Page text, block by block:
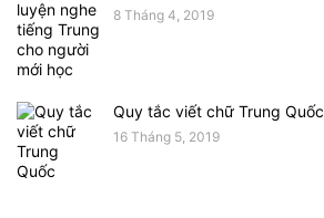
8 Tháng 4, 2019
Quy tắc viết chữ Trung Quốc
16 Tháng 5, 2019